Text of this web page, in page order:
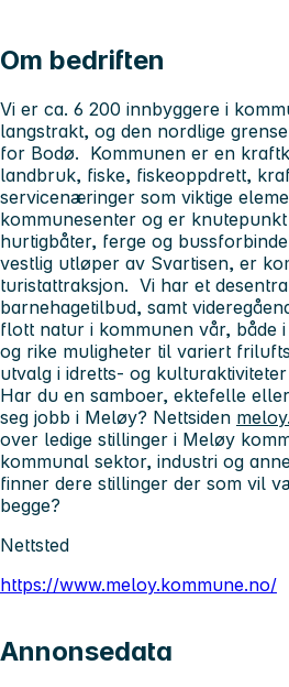
Om bedriften
Vi er ca. 6 200 innbyggere i
langstrakt, og den nordlige
for Bodø. Kommunen er en
landbruk, fiske, fiskeoppdrett,
servicenæringer som viktige
kommunesenter og er
hurtigbåter, ferge og
vestlig utløper av Svartisen, er
turistattraksjon. Vi har et
barnehagetilbud, samt
flott natur i kommunen vår, både
og rike muligheter til variert
utvalg i idretts- og
Har du en samboer, ektefelle
seg jobb i Meløy? Nettsiden
over ledige stillinger i Meløy
kommunal sektor, industri og
finner dere stillinger der som vil
begge?
Nettsted
https://www.meloy.kommune.no/
Annonsedata